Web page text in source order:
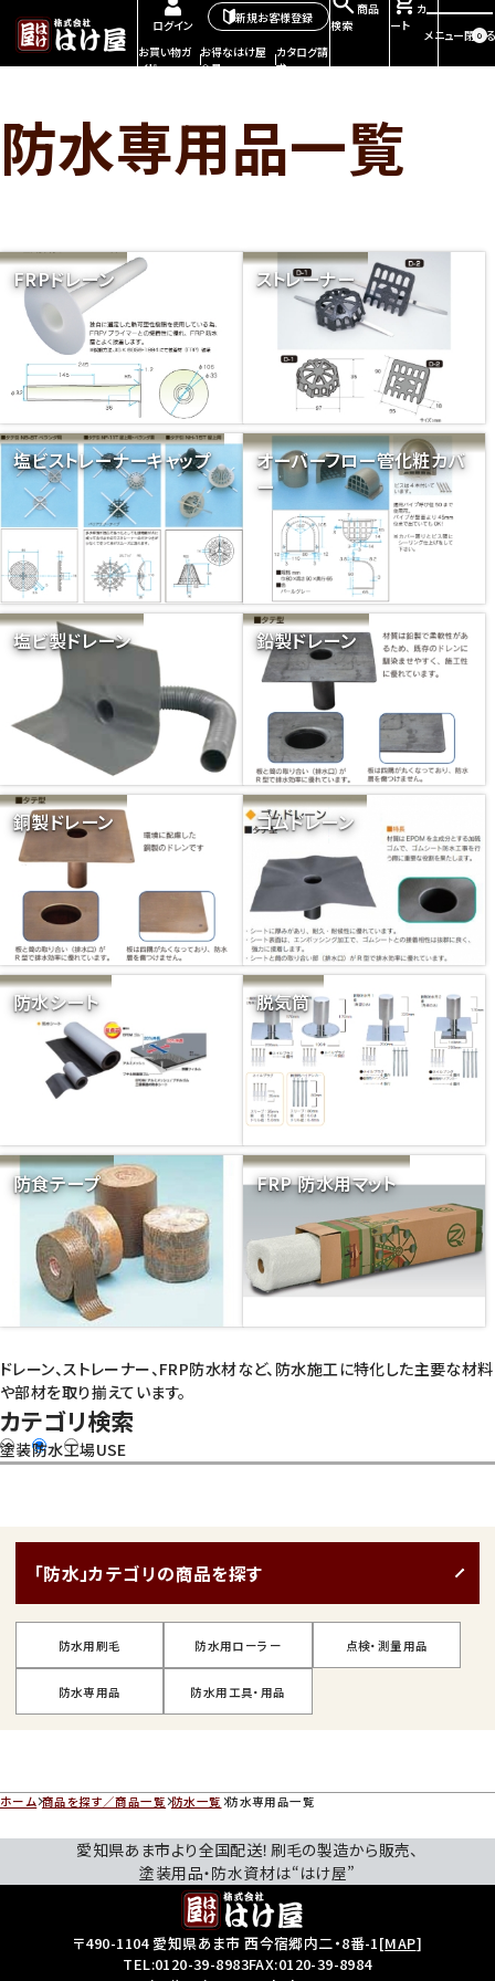
ログイン
新規お客様登録
お買い物ガ
イド
お得なはけ屋
会員
カタログ請
求
商品
検索
カ
ート
0
メニュー閉じる
防水専用品一覧
ホーム 商品を探す／商品一覧 防水一覧 防水専用品一覧
FRPドレーン ストレーナー
塩ビストレーナーキャップ
オーバーフロー管化粧カバ
ー
塩ビ製ドレーン 鉛製ドレーン
銅製ドレーン ゴムドレーン
防水シート 脱気筒
防食テープ FRP 防水用マット
ドレーン、ストレーナー、FRP防水材など、防水施工に特化した主要な材料
や部材を取り揃えています。
カテゴリ検索
塗装防水工場USE
「防水」カテゴリの商品を探す
防水用刷毛 防水用ローラー 点検・測量用品
防水専用品 防水用工具・用品
愛知県あま市より全国配送！刷毛の製造から販売、
塗装用品・防水資材は“はけ屋”
〒490-1104 愛知県あま市 西今宿郷内二・8番-1[MAP]
TEL:0120-39-8983FAX:0120-39-8984